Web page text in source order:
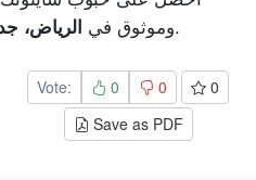
وموثوق في الرياض، .
Vote: 0 0
0
Save as PDF